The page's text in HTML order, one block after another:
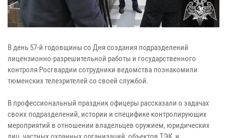
В день 57-й годовщины со Дня создания подразделений
лицензионно-разрешительной работы и государственного
контроля Росгвардии сотрудники ведомства познакомили
тюменских телезрителей со своей службой.
В профессиональный праздник офицеры рассказали о задачах
своих подразделений, истории и специфике контролирующих
мероприятий в отношении владельцев оружием, юридических